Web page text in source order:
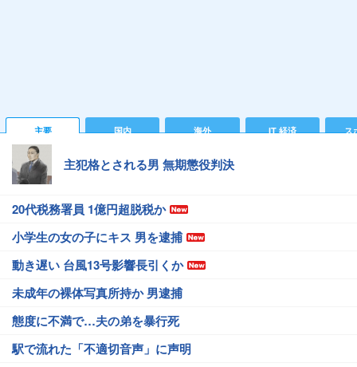
主要 国内 海外 IT 経済 ス
主犯格とされる男 無期懲役判決
20代税務署員 1億円超脱税か
小学生の女の子にキス 男を逮捕
動き遅い 台風13号影響長引くか
未成年の裸体写真所持か 男逮捕
態度に不満で…夫の弟を暴行死
駅で流れた「不適切音声」に声明